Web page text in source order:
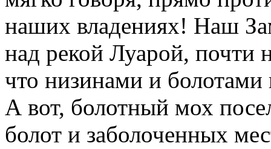
наших владениях! Наш
над рекой Луарой, почти
что низинами и
А вот, болотный мох
болот и заболоченных